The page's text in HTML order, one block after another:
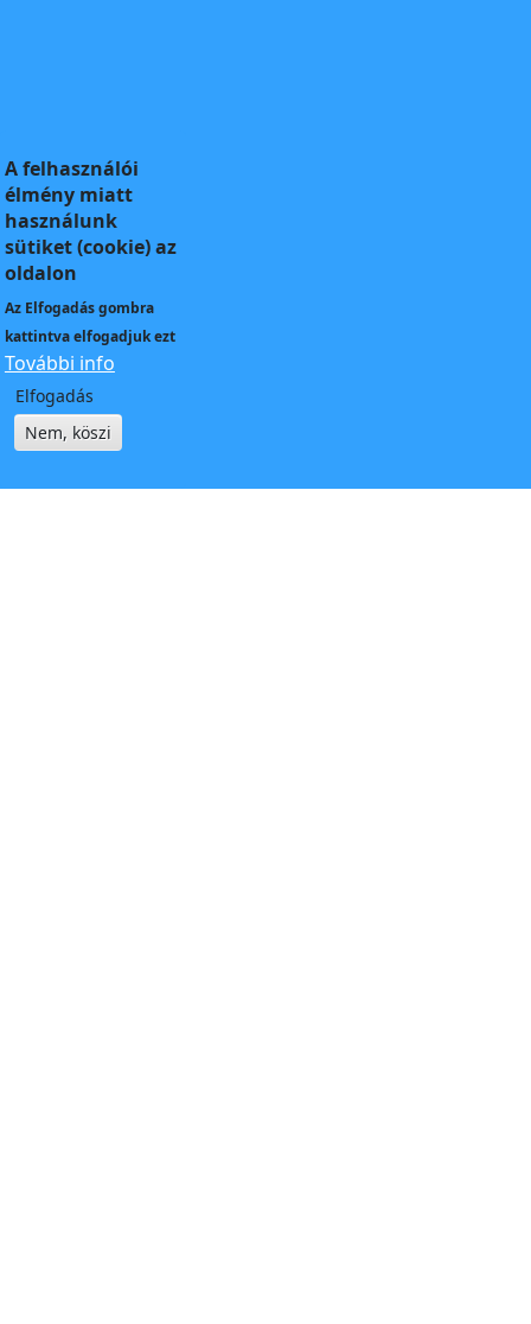
A felhasználói
élmény miatt
használunk
sütiket (cookie) az
oldalon
Az Elfogadásgombra
kattintva elfogadjuk ezt
További info
Elfogadás
Nem, köszi